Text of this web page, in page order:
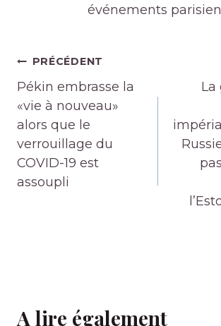
événements
Navigation
de
l’article
PRÉCÉDENT
Pékin embrasse la
«vie à nouveau»
alors que le
verrouillage du
COVID-19 est
assoupli
La
A lire également